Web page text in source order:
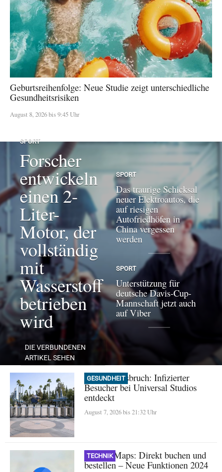
Geburtsreihenfolge: Neue Studie zeigt unterschiedliche
Gesundheitsrisiken
August 8, 2026 bis 9:45 Uhr
SPORT
Forscher
entwickeln
einen 2-
Liter-
Motor, der
vollständig
mit
Wasserstoff
betrieben
wird
DIE VERBUNDENEN
ARTIKEL SEHEN
SPORT
Das traurige Schicksal
neuer Elektroautos, die
auf riesigen
Autofriedhöfen in
China vergessen
werden
SPORT
Unterstützung für
deutsche Davis-Cup-
Mannschaft jetzt auch
auf Viber
GESUNDHEIT
Masern-Ausbruch: Infizierter
Besucher bei Universal Studios
entdeckt
August 7, 2026 bis 21:32 Uhr
TECHNIK
Google Maps: Direkt buchen und
bestellen – Neue Funktionen 2024